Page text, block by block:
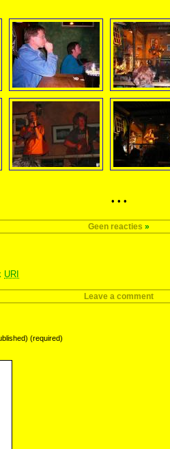
• • •
Geen reacties »
URI
Leave a comment
(required)